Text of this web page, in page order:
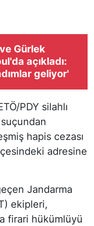
Gürlek
açıkladı:
geliyor'
PDY silahlı
hapis cezası
adresine
Jandarma
ekipleri,
firari hükümlüyü